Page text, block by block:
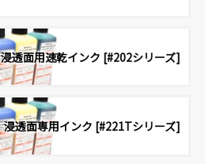
浸透面用速乾インク [#202シリーズ]
浸透面専用インク [#221Tシリーズ]